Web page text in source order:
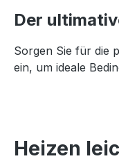
Der
Sorgen Sie für die
ein, um ideale
Heizen